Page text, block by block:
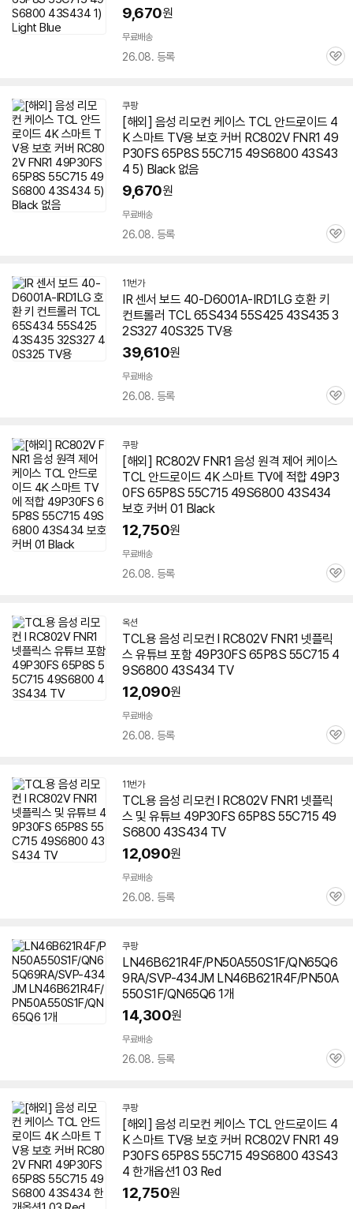
9,670원
무료배송
26.08. 등록
관
쿠팡
[해외] 음성 리모컨 케이스 TCL 안드로이드 4
K 스마트 TV용 보호 커버 RC802V FNR1 49
P30FS 65P8S 55C715 49S6800 43S43
4 5) Black 없음
9,670원
무료배송
26.08. 등록
관
11번가
IR 센서 보드 40-D6001A-IRD1LG 호환 키
컨트롤러 TCL65S434 55S425 43S435 3
2S327 40S325 TV용
39,610원
무료배송
26.08. 등록
관
쿠팡
[해외] RC802V FNR1 음성 원격 제어 케이스
TCL 안드로이드 4K 스마트 TV에 적합 49P3
0FS 65P8S 55C715 49S6800 43S434
보호 커버 01 Black
12,750원
무료배송
26.08. 등록
관
옥션
TCL용 음성 리모컨 l RC802V FNR1 넷플릭
스 유튜브 포함 49P30FS 65P8S 55C715 4
9S6800 43S434 TV
12,090원
무료배송
26.08. 등록
관
11번가
TCL용 음성 리모컨 l RC802V FNR1 넷플릭
스 및 유튜브 49P30FS 65P8S 55C715 49
S6800 43S434 TV
12,090원
무료배송
26.08. 등록
관
쿠팡
LN46B621R4F/PN50A550S1F/QN65Q6
9RA/SVP-434JM LN46B621R4F/PN50A
550S1F/QN65Q6 1개
14,300원
무료배송
26.08. 등록
관
쿠팡
[해외] 음성 리모컨 케이스 TCL 안드로이드 4
K 스마트 TV용 보호 커버 RC802V FNR1 49
P30FS 65P8S 55C715 49S6800 43S43
4 한개옵션1 03 Red
12,750원